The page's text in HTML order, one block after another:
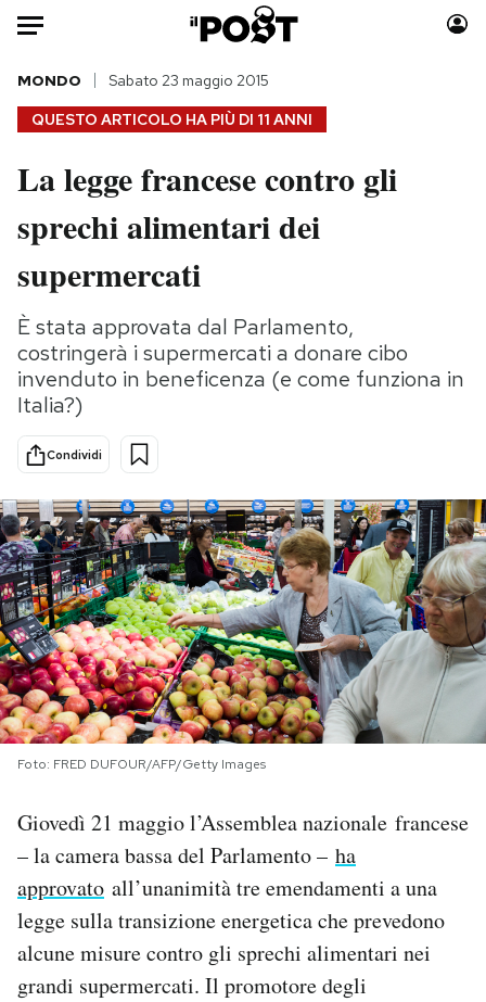
Auto
HOME
Italia
Politica
Tecnologia
Scienza
Cultura
Economia
Sport
Moda
Consumismi
Media
Europa
PODCAST
NEWSLETTER
I MIEI PREFERITI
SHOP
CALENDARIO
AREA PERSONALE
Area Personale
Newsletter
Notifiche mobile
QUESTO ARTICOLO HA PIÙ DI 11 ANNI
MONDO Sabato 23 maggio 2015
La legge francese contro gli
sprechi alimentari dei
supermercati
È stata approvata dal Parlamento,
costringerà i supermercati a donare cibo
invenduto in beneficenza (e come funziona in
Italia?)
Condividi
Foto: FRED DUFOUR/AFP/Getty Images
Giovedì 21 maggio l’Assemblea nazionale francese
– la camera bassa del Parlamento – ha
approvato all’unanimità tre emendamenti a una
legge sulla transizione energetica che prevedono
alcune misure contro gli sprechi alimentari nei
grandi supermercati. Il promotore degli